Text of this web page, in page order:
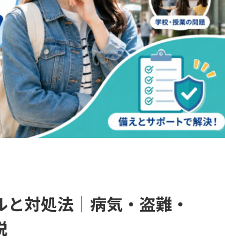
対処法｜病気・盗難・